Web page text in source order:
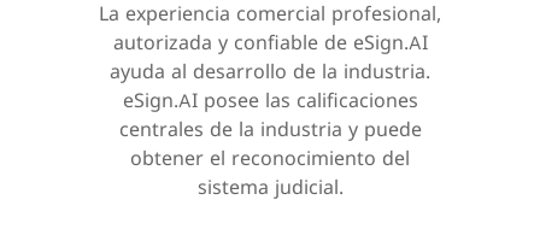
La experiencia comercial profesional,
autorizada y confiable de eSign.AI
ayuda al desarrollo de la industria.
eSign.AI posee las calificaciones
centrales de la industria y puede
obtener el reconocimiento del
sistema judicial.